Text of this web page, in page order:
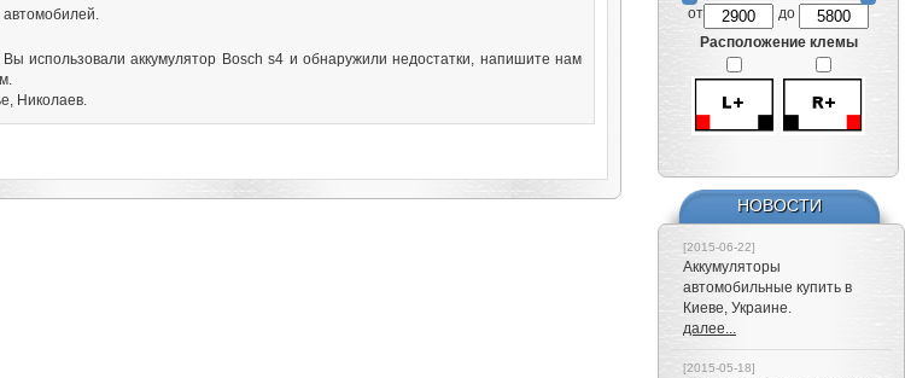
от
до
Расположение клемы
НОВОСТИ
[2015-06-22]
Аккумуляторы
автомобильные купить в
Киеве, Украине.
далее...
[2015-05-18]
автомобилей.
использовали аккумулятор Bosch s4 и обнаружили недостатки, напишите нам
Николаев.